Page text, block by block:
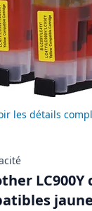
les détails